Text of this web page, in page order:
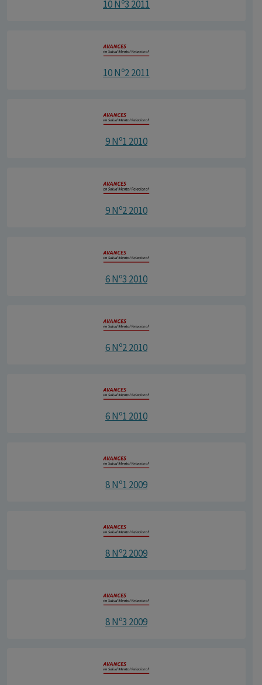
10 Nº3 2011
10 Nº2 2011
9 Nº1 2010
9 Nº2 2010
6 Nº3 2010
6 Nº2 2010
6 Nº1 2010
8 Nº1 2009
8 Nº2 2009
8 Nº3 2009